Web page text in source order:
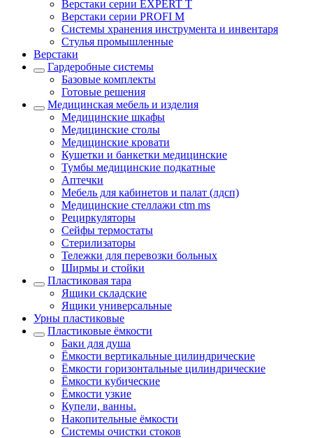
Верстаки серии EXPERT T
Верстаки серии PROFI M
Системы хранения инструмента и инвентаря
Стулья промышленные
Верстаки
Гардеробные системы
Базовые комплекты
Готовые решения
Медицинская мебель и изделия
Медицинские шкафы
Медицинские столы
Медицинские кровати
Кушетки и банкетки медицинские
Тумбы медицинские подкатные
Аптечки
Мебель для кабинетов и палат (лдсп)
Медицинские стеллажи ctm ms
Рециркуляторы
Сейфы термостаты
Стерилизаторы
Тележки для перевозки больных
Ширмы и стойки
Пластиковая тара
Ящики складские
Ящики универсальные
Урны пластиковые
Пластиковые ёмкости
Баки для душа
Ёмкости вертикальные цилиндрические
Ёмкости горизонтальные цилиндрические
Ёмкости кубические
Ёмкости узкие
Купели, ванны.
Накопительные ёмкости
Системы очистки стоков